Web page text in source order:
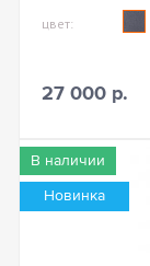
цвет:
27 000 р.
Новинка
В наличии